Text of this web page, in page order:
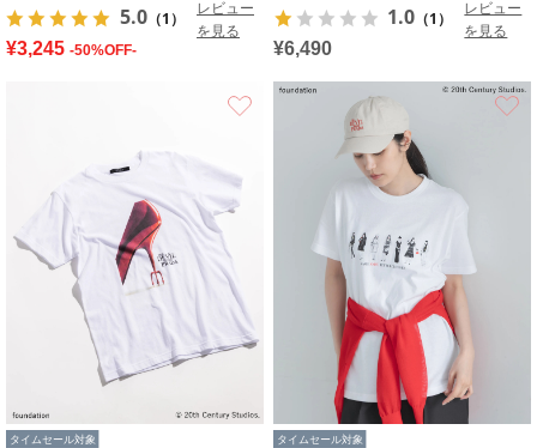
5.0 （1）
レビュー
を見る
¥3,245 -50%OFF-
1.0 （1）
レビュー
を見る
¥6,490
お気に入り
タイムセール対象 タイムセール対象